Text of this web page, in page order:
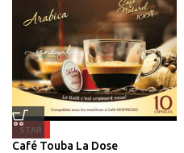
STAR
Café Touba La Dose